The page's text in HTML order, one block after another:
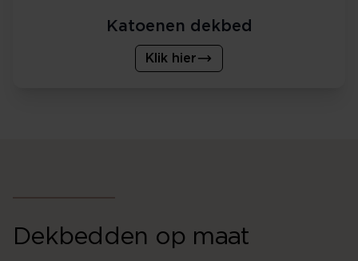
Katoenen dekbed
Klik hier
Dekbedden op maat